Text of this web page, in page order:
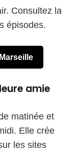
Consultez la
épisodes.
amie
matinée et
Elle crée
les sites